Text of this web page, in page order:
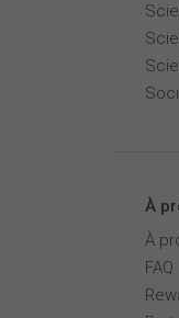
À
À
FAQ